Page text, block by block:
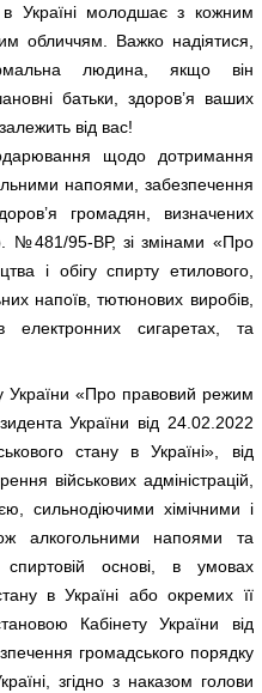
Україні молодшає з кожним
обличчям. Важко надіятися,
людина, якщо він
батьки, здоров’я ваших
від вас!
щодо дотримання
напоями, забезпечення
громадян, визначених
№481/95-ВР, зі змінами «Про
і обігу спирту етилового,
напоїв, тютюнових виробів,
електронних сигаретах, та
України «Про правовий режим
України від 24.02.2022
стану в Україні», від
військових адміністрацій,
сильнодіючими хімічними і
алкогольними напоями та
основі, в умовах
в Україні або окремих її
Кабінету України від
громадського порядку
згідно з наказом голови